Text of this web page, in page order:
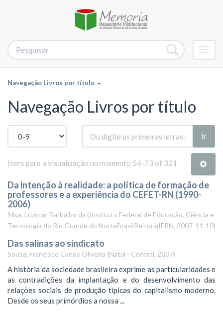
Navegação Livros por título
Navegação Livros por título
Ir
Itens para a visualização no momento 54-73 of 321
Da intenção à realidade: a política de formação de
professores e a experiência do CEFET-RN (1990-
2006)
Silva, Luzimar Barbalho da (Instituto Federal de Educação, Ciência e
Tecnologia do Rio Grande do NorteBrasilReitoriaIFRN, 2007-11-10)
Das salinas ao sindicato
Sousa, Francisco Carlos Oliveira (Natal - Central, 2007)
A história da sociedade brasileira exprime as particularidades e
as contradições da implantação e do desenvolvimento das
relações sociais de produção típicas do capitalismo moderno.
Desde os seus primórdios a nossa ...